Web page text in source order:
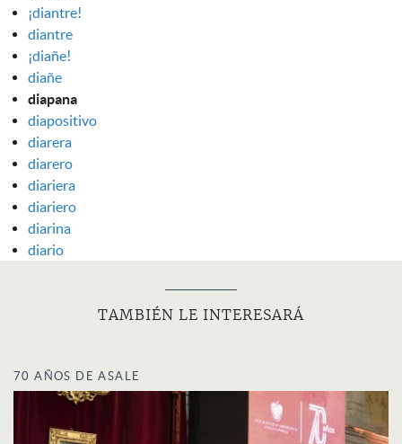
¡diantre!
diantre
¡diañe!
diañe
diapana
diapositivo
diarera
diarero
diariera
diariero
diarina
diario
TAMBIÉN LE INTERESARÁ
70 AÑOS DE ASALE